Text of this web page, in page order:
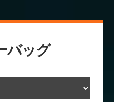
バッグ